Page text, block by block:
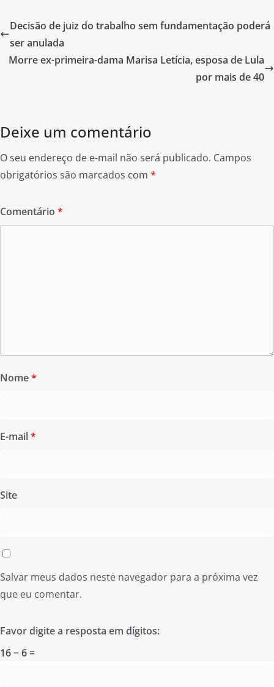
e
b
o
er e
Decisão de juiz do trabalho sem fundamentação poderá
ser anulada
Morre ex-primeira-dama Marisa Letícia, esposa de Lula
por mais de 40
Deixe um comentário
O seu endereço de e-mail não será publicado. Campos
obrigatórios são marcados com *
Comentário *
Nome*
E-mail*
Site
Salvar meus dados neste navegador para a próxima vez
que eu comentar.
Favor digite a resposta em dígitos:
16 − 6 =